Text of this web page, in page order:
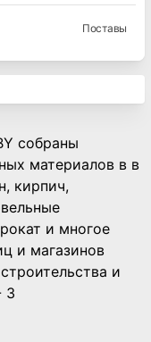
Поставы
собраны
материалов в в
кирпич,
и многое
и магазинов
и
3